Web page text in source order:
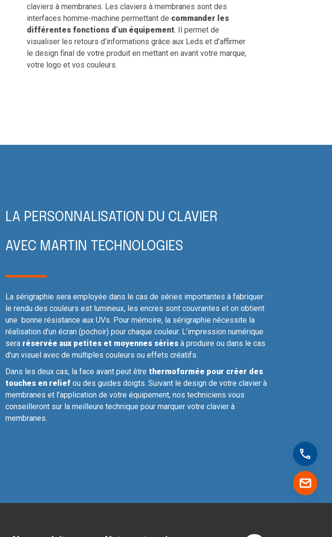
claviers à membranes. Les claviers à membranes sont des
interfaces homme-machine permettant de commander les
différentes fonctions d’un équipement. Il permet de
visualiser les retours d’informations grâce aux Leds et d’affirmer
le design final de votre produit en mettant en avant votre marque,
votre logo et vos couleurs.
LA PERSONNALISATION DU CLAVIER
AVEC MARTIN TECHNOLOGIES
La sérigraphie sera employée dans le cas de séries importantes à fabriquer :
le rendu des couleurs est lumineux, les encres sont couvrantes et on obtient
une bonne résistance aux UVs. Pour mémoire, la sérigraphie nécessite la
réalisation d’un écran (pochoir) pour chaque couleur. L’impression numérique
sera réservée aux petites et moyennes séries à produire ou dans le cas
d’un visuel avec de multiples couleurs ou effets créatifs.
Dans les deux cas, la face avant peut être thermoformée pour créer des
touches en relief ou des guides doigts. Suivant le design de votre clavier à
membranes et l’application de votre équipement, nos techniciens vous
conseilleront sur la meilleure technique pour marquer votre clavier à
membranes.